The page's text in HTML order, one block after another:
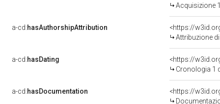
Acquisizione
a-cd:hasAuthorshipAttribution
Attribuzione
a-cd:hasDating
<https://
Cronologia 1
a-cd:hasDocumentation